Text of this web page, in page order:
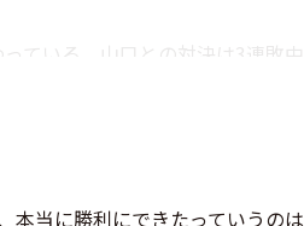
本当に勝利にできたっていうのは